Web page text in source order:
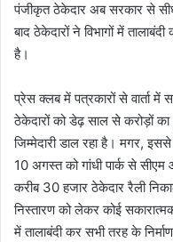
पंजीकृत ठेकेदार अब सरकार से
बाद ठेकेदारों ने विभागों में
है।
प्रेस क्लब में पत्रकारों से वार्ता में
ठेकेदारों को डेढ़ साल से करोड़ों
जिम्मेदारी डाल रहा है। मगर,
10 अगस्त को गांधी पार्क से
करीब 30 हजार ठेकेदार रैली
निस्तारण को लेकर कोई
में तालाबंदी कर सभी तरह के